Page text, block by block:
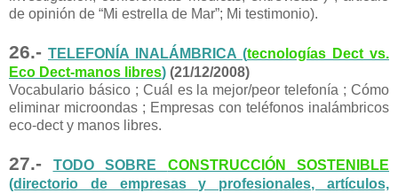
de opinión de “Mi estrella de Mar”; Mi testimonio).
26.- TELEFONÍA INALÁMBRICA (tecnologías Dect vs.
Eco Dect-manos libres) (21/12/2008)
Vocabulario básico ; Cuál es la mejor/peor telefonía ; Cómo
eliminar microondas ; Empresas con teléfonos inalámbricos
eco-dect y manos libres.
27.- TODO SOBRE CONSTRUCCIÓN SOSTENIBLE
(directorio de empresas y profesionales, artículos,